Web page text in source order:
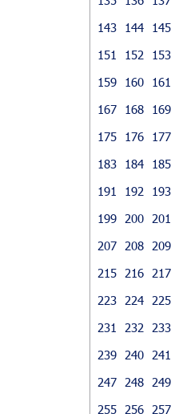
143
144 145
151
152 153
159
160 161
167
168 169
175
176 177
183
184 185
191
192 193
199
200 201
207
208 209
215
216 217
223
224 225
231
232 233
239
240 241
247
248 249
255
256 257